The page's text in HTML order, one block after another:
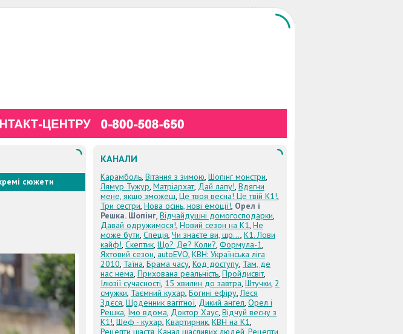
сюжети
КАНАЛИ
Карамболь, Вітання з зимою, Шопінг монстри,
Лямур Тужур, Матріархат, Дай лапу!, Вдягни
мене, якщо зможеш, Це твоя весна! Це твій К1!,
Три сестри, Нова осінь, нові емоції!, Орел і
Решка. Шопінг, Відчайдушні домогосподарки,
Давай одружимося!, Новий сезон на К1, Не
може бути, Спеція, Чи знаєте ви, що..., К1. Лови
кайф!, Скептик, Що? Де? Коли?, Формула-1,
Яхтовий сезон, autoEVO, КВН: Українська ліга
2010, Таїна, Брама часу, Код доступу, Там, де
нас нема, Прихована реальність, Пройдисвіт,
Ілюзії сучасності, 15 хвилин до завтра, Штучки, 2
смужки, Таємний кухар, Богині ефіру,Леся
Здєся, Щоденник вагітної, Дикий ангел, Орел і
Решка, Їмо вдома, Доктор Хаус, Відчуй весну з
К1!, Шеф - кухар, Квартирник, КВН на К1,
Рецепти щастя, Канал щасливих людей, Рецепти